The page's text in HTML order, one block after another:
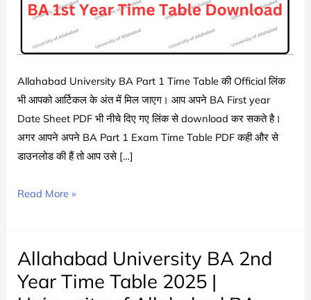
Allahabad University BA Part 1 Time Table की Official लिंक
भी आपको आर्टिकल के अंत में मिल जाएग। आप अपने BA First year
Date Sheet PDF भी नीचे दिए गए लिंक से download कर सकते है।
अगर आपने अपने BA Part 1 Exam Time Table PDF कही और से
डाउनलोड की हैं तो आप उसे […]
Allahabad
1st
Year
Time
Read More »
Allahabad University BA 2nd
Year Time Table 2025 |